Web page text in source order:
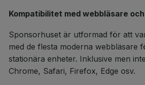
Kompatibilitet med webbläsare
Sponsorhuset är utformad för att
med de flesta moderna webbläsare
stationära enheter. Inklusive men
Chrome, Safari, Firefox, Edge osv.